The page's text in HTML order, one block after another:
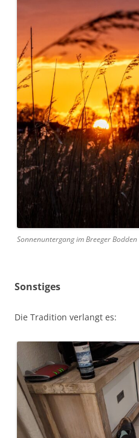
Sonnenuntergang im Breeger Bodden
Sonstiges
Die Tradition verlangt es: